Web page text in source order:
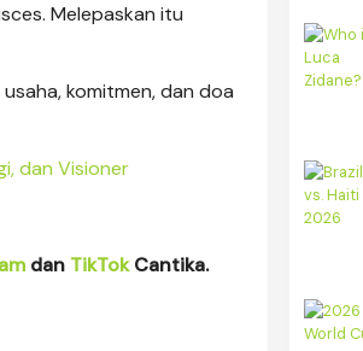
Melepaskan itu
komitmen, dan doa
dan Visioner
dan TikTokCantika.